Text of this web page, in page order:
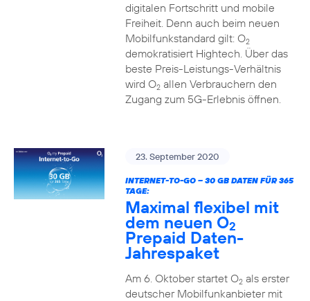
digitalen Fortschritt und mobile
Freiheit. Denn auch beim neuen
Mobilfunkstandard gilt: O2
demokratisiert Hightech. Über das
beste Preis-Leistungs-Verhältnis
wird O2allen Verbrauchern den
Zugang zum 5G-Erlebnis öffnen.
23. September 2020
INTERNET-TO-GO – 30 GB DATEN FÜR 365
TAGE:
Maximal flexibel mit
dem neuen O2
Prepaid Daten-
Jahrespaket
Am 6. Oktober startet O2als erster
deutscher Mobilfunkanbieter mit